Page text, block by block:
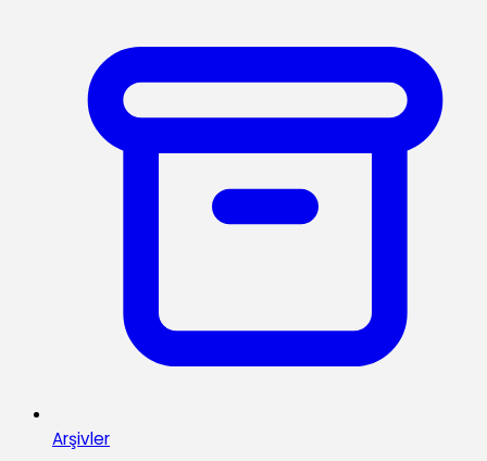
Arşivler